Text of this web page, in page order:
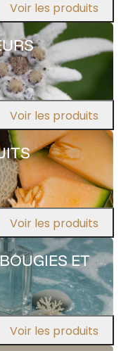
Voir les produits
Voir les produits
Voir les produits
ET
Voir les produits